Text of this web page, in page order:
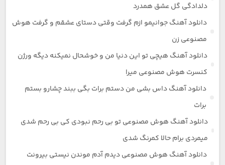
دلدادگی گل عشق همدرد
دانلود آهنگ جوانیمو ازم گرفت وقتی دستای عشقم و گرفت هوش
مصنوعی زن
دانلود آهنگ هیچی تو این دنیا من و خوشحال نمیکنه دیگه ورژن
کنسرت هوش مصنوعی میرا
دانلود آهنگ داس بشی من دستم برات بگی ببند چشارو بستم
برات
دانلود آهنگ هوش مصنوعی تو بی رحم نبودی کی بی رحم شدی
میمردی برام حالا کمرنگ شدی
دانلود آهنگ هوش مصنوعی دیدم آدم موندن نیستی بیرونت